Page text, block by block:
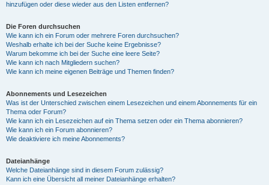
hinzufügen oder diese wieder aus den Listen entfernen?
Die Foren durchsuchen
Wie kann ich ein Forum oder mehrere Foren durchsuchen?
Weshalb erhalte ich bei der Suche keine Ergebnisse?
Warum bekomme ich bei der Suche eine leere Seite?
Wie kann ich nach Mitgliedern suchen?
Wie kann ich meine eigenen Beiträge und Themen finden?
Abonnements und Lesezeichen
Was ist der Unterschied zwischen einem Lesezeichen und einem Abonnements für ein
Thema oder Forum?
Wie kann ich ein Lesezeichen auf ein Thema setzen oder ein Thema abonnieren?
Wie kann ich ein Forum abonnieren?
Wie deaktiviere ich meine Abonnements?
Dateianhänge
Welche Dateianhänge sind in diesem Forum zulässig?
Kann ich eine Übersicht all meiner Dateianhänge erhalten?